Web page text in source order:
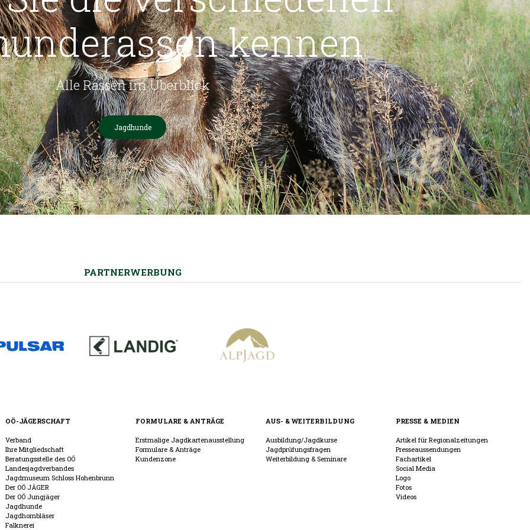
kennen
Alle Rassen im Überblick
Jagdhunde
PARTNERWERBUNG
OÖ-JÄGERSCHAFT
Verband
Ihre Mitgliedschaft
Beratungsstelle des OÖ
Landesjagdverbandes
Jagdmuseum Schloss Hohenbrunn
Der OÖ JÄGER
Der OÖ Jungjäger
Jagdhunde
Jagdhornbläser
Falknerei
FORMULARE & ANTRÄGE
Erstmalige Jagdkartenausstellung
Formulare & Anträge
Kundenzone
AUS- & WEITERBILDUNG
Ausbildung/Jagdkurse
Jagdprüfungsfragen
Weiterbildung & Seminare
PRESSE & MEDIEN
Artikel für Regionalzeitungen
Presseaussendungen
Fachartikel
Social Media
Logo
Fotos
Videos